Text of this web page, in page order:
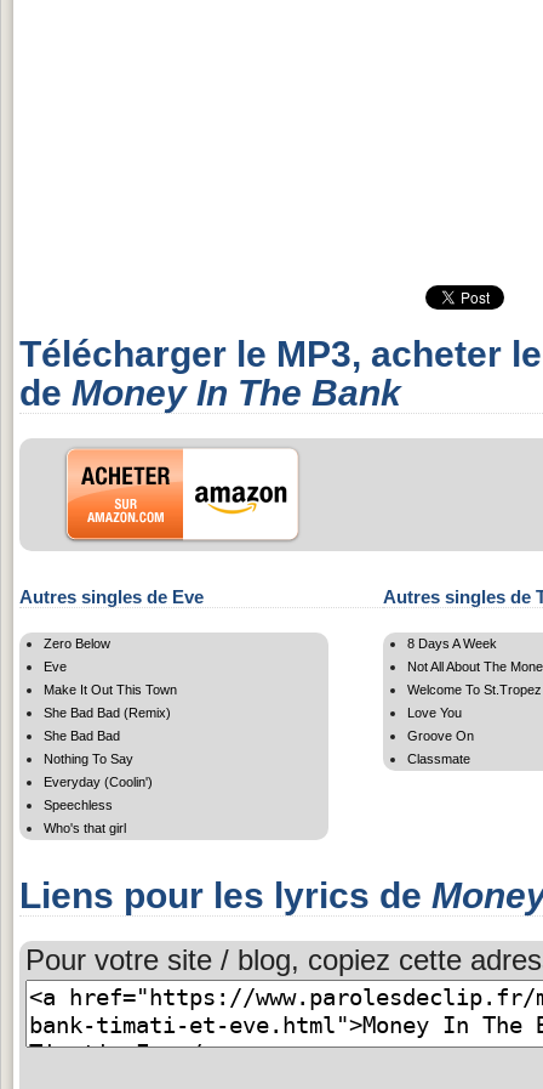
Télécharger le MP3, acheter
de Money In The Bank
Autres singles de Eve
Zero Below
Eve
Make It Out This Town
She Bad Bad (Remix)
She Bad Bad
Nothing To Say
Everyday (Coolin')
Speechless
Who's that girl
Autres singles de
8 Days A Week
Not All About The
Welcome To St.Tropez
Love You
Groove On
Classmate
Liens pour les lyrics de
Pour votre site / blog, copiez cette